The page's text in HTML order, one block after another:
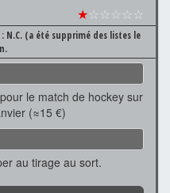
★☆☆☆☆☆
N.C. (a été supprimé des listes le
le match de hockey sur
(≈15 €)
au tirage au sort.